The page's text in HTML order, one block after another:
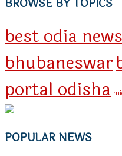
best odia
bhubaneswar
portal odisha
POPULAR NEWS